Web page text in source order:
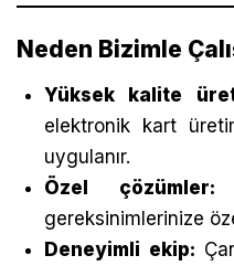
Neden Bizimle
Yüksek kalite
elektronik kart
uygulanır.
Özel çözümler:
gereksinimlerinize
Deneyimli ekip: